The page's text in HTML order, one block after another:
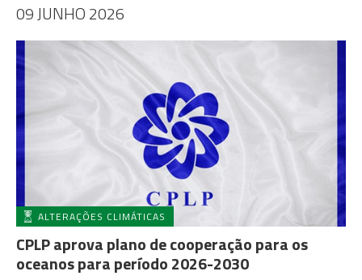
09 JUNHO 2026
ALTERAÇÕES CLIMÁTICAS
CPLP aprova plano de cooperação para os
oceanos para período 2026-2030